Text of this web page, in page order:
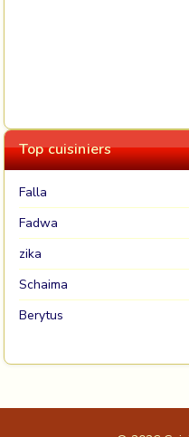
Top cuisiniers
Falla
Fadwa
zika
Schaima
Berytus